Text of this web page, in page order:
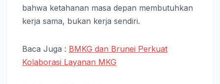
bahwa ketahanan masa depan membutuhkan
kerja sama, bukan kerja sendiri.
Baca Juga : BMKG dan Brunei Perkuat
Kolaborasi Layanan MKG